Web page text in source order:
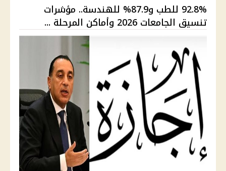
92.8% للطب و87.9% للهندسة.. مؤشرات
تنسيق الجامعات 2026 وأماكن المرحلة ...